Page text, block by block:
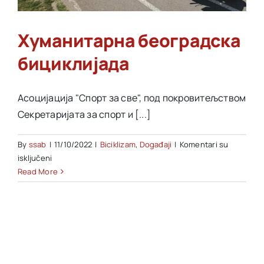
Akti SSAB
Kontakt
Хуманитарна београдска
бициклијада
Асоцијација "Спорт за све", под покровитељством
Секретаријата за спорт и [...]
By ssab | 11/10/2022 | Biciklizam, Događaji | Komentari su
isključeni
Хуманитарна
београдска
Read More